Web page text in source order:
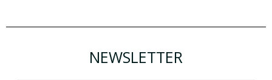
NEWSLETTER